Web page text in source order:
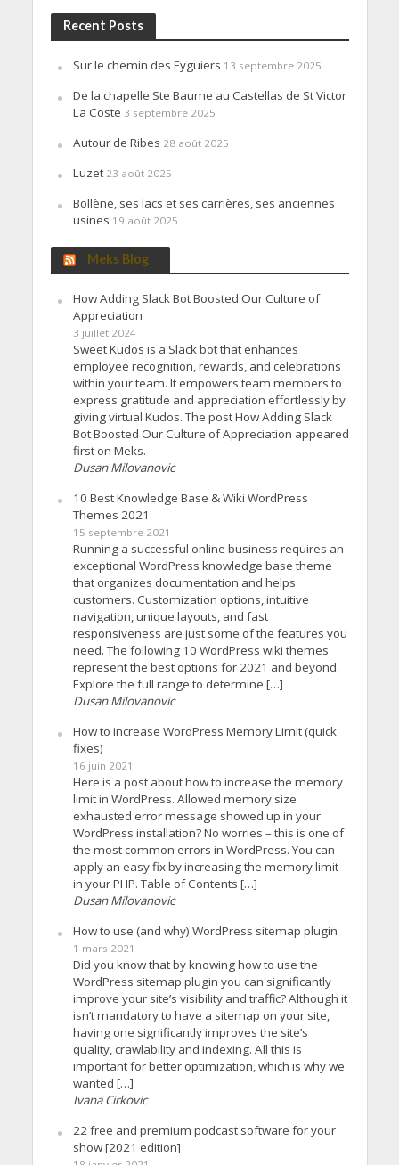
Recent Posts
Sur le chemin des Eyguiers 13 septembre 2025
De la chapelle Ste Baume au Castellas de St Victor
La Coste 3 septembre 2025
Autour de Ribes 28 août 2025
Luzet 23 août 2025
Bollène, ses lacs et ses carrières, ses anciennes
usines 19 août 2025
Meks Blog
How Adding Slack Bot Boosted Our Culture of
Appreciation
3 juillet 2024
Sweet Kudos is a Slack bot that enhances
employee recognition, rewards, and celebrations
within your team. It empowers team members to
express gratitude and appreciation effortlessly by
giving virtual Kudos. The post How Adding Slack
Bot Boosted Our Culture of Appreciation appeared
first on Meks.
Dusan Milovanovic
10 Best Knowledge Base & Wiki WordPress
Themes 2021
15 septembre 2021
Running a successful online business requires an
exceptional WordPress knowledge base theme
that organizes documentation and helps
customers. Customization options, intuitive
navigation, unique layouts, and fast
responsiveness are just some of the features you
need. The following 10 WordPress wiki themes
represent the best options for 2021 and beyond.
Explore the full range to determine […]
Dusan Milovanovic
How to increase WordPress Memory Limit (quick
fixes)
16 juin 2021
Here is a post about how to increase the memory
limit in WordPress. Allowed memory size
exhausted error message showed up in your
WordPress installation? No worries – this is one of
the most common errors in WordPress. You can
apply an easy fix by increasing the memory limit
in your PHP. Table of Contents […]
Dusan Milovanovic
How to use (and why) WordPress sitemap plugin
1 mars 2021
Did you know that by knowing how to use the
WordPress sitemap plugin you can significantly
improve your site’s visibility and traffic? Although it
isn’t mandatory to have a sitemap on your site,
having one significantly improves the site’s
quality, crawlability and indexing. All this is
important for better optimization, which is why we
wanted […]
Ivana Cirkovic
22 free and premium podcast software for your
show [2021 edition]